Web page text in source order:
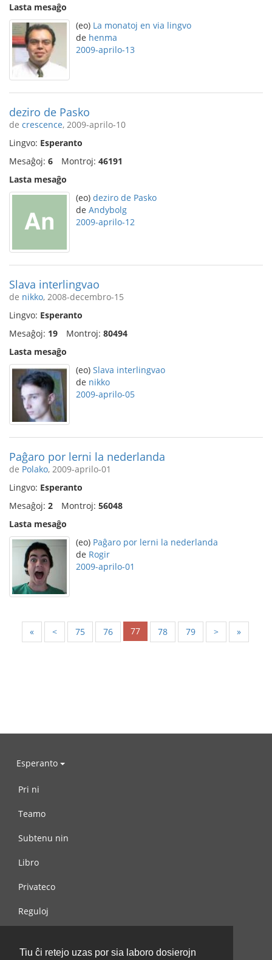
Tiu ĉi retejo uzas por sia laboro dosierojn
Lasta mesaĝo
(eo) La monatoj en via lingvo
de henma
2009-aprilo-13
deziro de Pasko
de crescence, 2009-aprilo-10
Lingvo: Esperanto
Mesaĝoj: 6 Montroj: 46191
Lasta mesaĝo
(eo) deziro de Pasko
de Andybolg
2009-aprilo-12
Slava interlingvao
de nikko, 2008-decembro-15
Lingvo: Esperanto
Mesaĝoj: 19 Montroj: 80494
Lasta mesaĝo
(eo) Slava interlingvao
de nikko
2009-aprilo-05
Paĝaro por lerni la nederlanda
de Polako, 2009-aprilo-01
Lingvo: Esperanto
Mesaĝoj: 2 Montroj: 56048
Lasta mesaĝo
(eo) Paĝaro por lerni la nederlanda
de Rogir
2009-aprilo-01
« < 75 76 77 78 79 > »
Esperanto
Pri ni
Teamo
Subtenu nin
Libro
Privateco
Reguloj